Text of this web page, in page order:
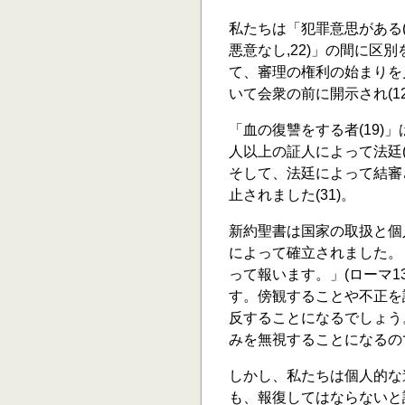
私たちは「犯罪意思があ
悪意なし,22)」の間に区
て、審理の権利の始まり
いて会衆の前に開示され
「血の復讐をする者(19)
人以上の証人によって法
そして、法廷によって結
止されました(31)。
新約聖書は国家の取扱と
によって確立されました
って報います。」(ローマ
す。傍観することや不正
反することになるでしょ
みを無視することになる
しかし、私たちは個人的
も、報復してはならない